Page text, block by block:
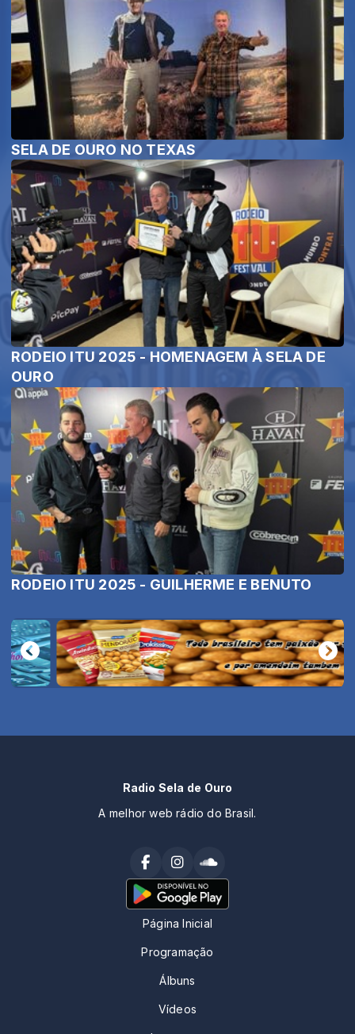
SELA DE OURO NO TEXAS
RODEIO ITU 2025 - HOMENAGEM À SELA DE
OURO
RODEIO ITU 2025 - GUILHERME E BENUTO
Radio Sela de Ouro
A melhor web rádio do Brasil.
Página Inicial
Programação
Álbuns
Vídeos